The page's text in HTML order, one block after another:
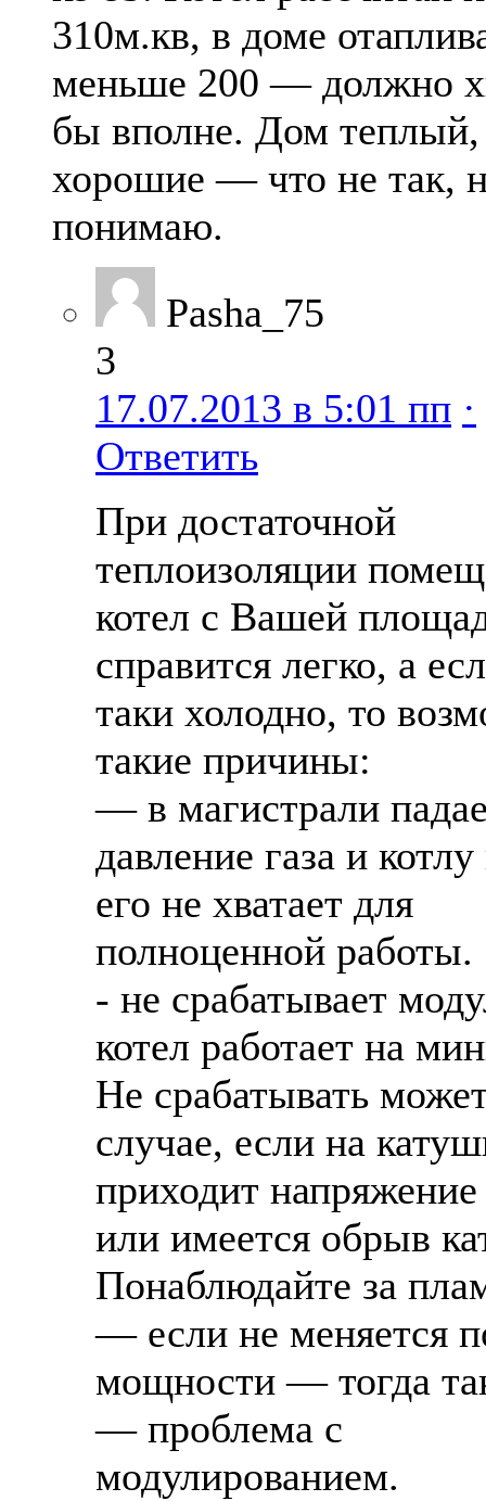
310м.кв, в доме
меньше 200 — должно
бы вполне. Дом теплый,
хорошие — что не так,
понимаю.
Pasha_75
3
17.07.2013 в 5:01 пп ·
Ответить
При достаточной
теплоизоляции
котел с Вашей
справится легко, а
таки холодно, то
такие причины:
— в магистрали
давление газа и
его не хватает для
полноценной работы.
- не срабатывает
котел работает на
Не срабатывать
случае, если на
приходит
или имеется обрыв
Понаблюдайте за
— если не меняется
мощности — тогда
— проблема с
модулированием.